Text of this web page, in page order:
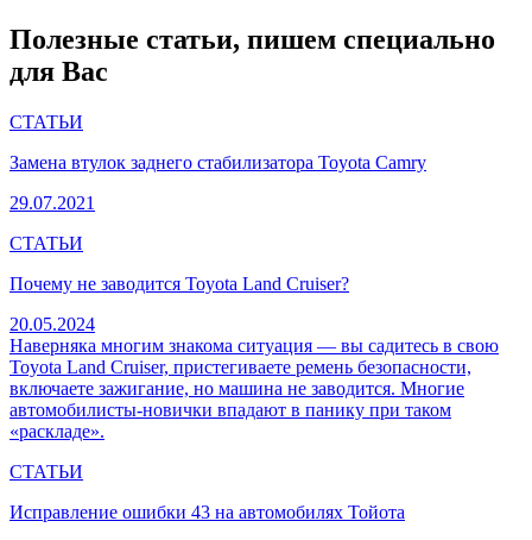
Полезные статьи, пишем специально
для Вас
СТАТЬИ
Замена втулок заднего стабилизатора Toyota Camry
29.07.2021
СТАТЬИ
Почему не заводится Toyota Land Cruiser?
20.05.2024
Наверняка многим знакома ситуация — вы садитесь в свою
Toyota Land Cruiser, пристегиваете ремень безопасности,
включаете зажигание, но машина не заводится. Многие
автомобилисты-новички впадают в панику при таком
«раскладе».
СТАТЬИ
Исправление ошибки 43 на автомобилях Тойота